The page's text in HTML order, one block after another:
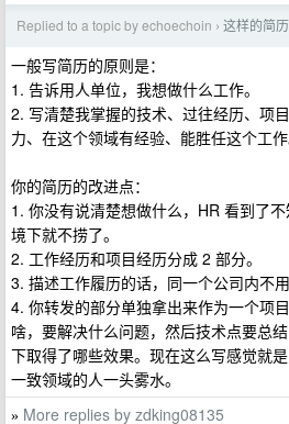
Replied to a topic by echoechoin › 这样的简
一般写简历的原则是：
1. 告诉用人单位，我想做什么工作。
2. 写清楚我掌握的技术、过往经历、项
力、在这个领域有经验、能胜任这个工作
你的简历的改进点：
1. 你没有说清楚想做什么，HR 看到了
境下就不捞了。
2. 工作经历和项目经历分成 2 部分。
3. 描述工作履历的话，同一个公司内不用
4. 你转发的部分单独拿出来作为一个项
啥，要解决什么问题，然后技术点要总
下取得了哪些效果。现在这么写感觉就
一致领域的人一头雾水。
» More replies by zdking08135